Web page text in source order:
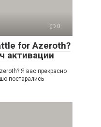
0
for Azeroth?
активации
Я вас прекрасно
постарались